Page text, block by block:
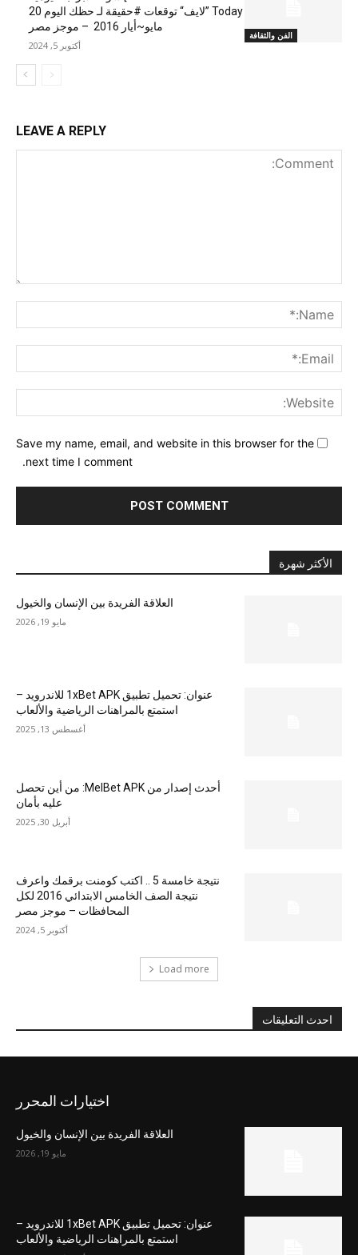
الفن والثقافة
Today ”لايف“ توقعات #حقيقة لـ حظك اليوم 20
مايو~أيار 2016 – موجز مصر
أكتوبر 5, 2024
LEAVE A REPLY
Save my name, email, and website in this browser for the
next time I comment.
الأكثر شهرة
العلاقة الفريدة بين الإنسان والخيول
مايو 19, 2026
عنوان: تحميل تطبيق 1xBet APK للاندرويد –
استمتع بالمراهنات الرياضية والألعاب
أغسطس 13, 2025
أحدث إصدار من MelBet APK: من أين تحصل
عليه بأمان
أبريل 30, 2025
نتيجة خامسة 5 .. اكتب كومنت برقمك واعرف
نتيجة الصف الخامس الابتدائي 2016 لكل
المحافظات – موجز مصر
أكتوبر 5, 2024
Load more
احدث التعليقات
اختيارات المحرر
العلاقة الفريدة بين الإنسان والخيول
مايو 19, 2026
عنوان: تحميل تطبيق 1xBet APK للاندرويد –
استمتع بالمراهنات الرياضية والألعاب